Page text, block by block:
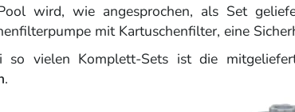
wird, wie angesprochen, als Set
mit Kartuschenfilter, eine
so vielen Komplett-Sets ist die
.